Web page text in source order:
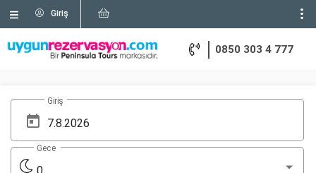
Giriş
0850 303 4 777
Giriş
Gece